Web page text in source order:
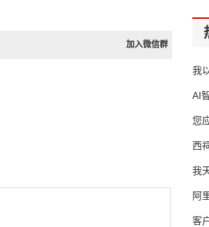
加入微信群
我
AI
错
您
西
我
16
阿
客